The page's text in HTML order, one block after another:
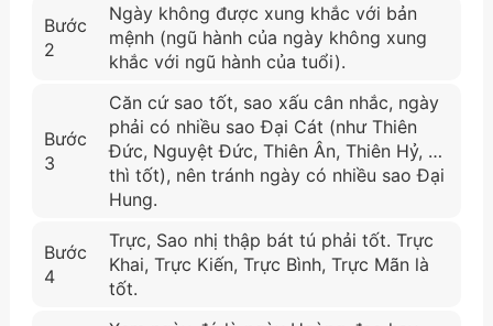
Bước
2
Ngày không được xung khắc với bản
mệnh (ngũ hành của ngày không xung
khắc với ngũ hành của tuổi).
Bước
3
Căn cứ sao tốt, sao xấu cân nhắc, ngày
phải có nhiều sao Đại Cát (như Thiên
Đức, Nguyệt Đức, Thiên Ân, Thiên Hỷ, …
thì tốt), nên tránh ngày có nhiều sao Đại
Hung.
Bước
4
Trực, Sao nhị thập bát tú phải tốt. Trực
Khai, Trực Kiến, Trực Bình, Trực Mãn là
tốt.